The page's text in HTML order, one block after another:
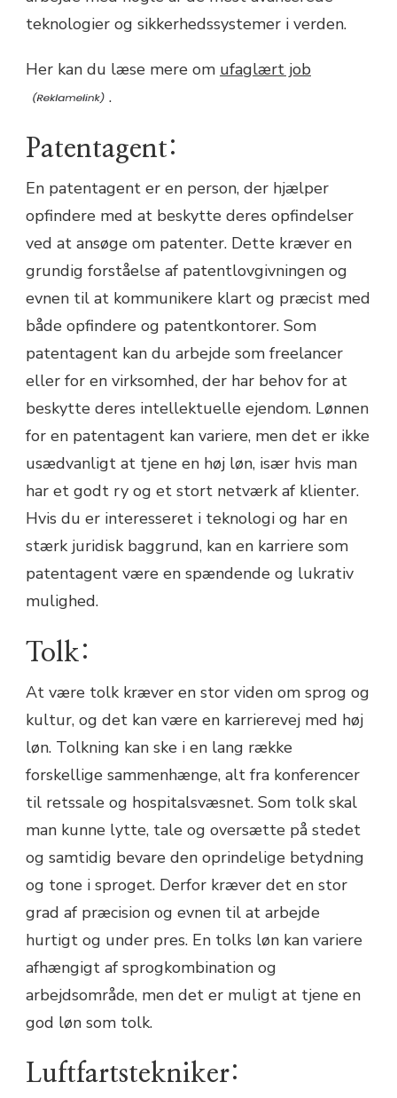
teknologier og sikkerhedssystemer i verden.
Her kan du læse mere om ufaglært job
.
Patentagent:
En patentagent er en person, der hjælper
opfindere med at beskytte deres opfindelser
ved at ansøge om patenter. Dette kræver en
grundig forståelse af patentlovgivningen og
evnen til at kommunikere klart og præcist med
både opfindere og patentkontorer. Som
patentagent kan du arbejde som freelancer
eller for en virksomhed, der har behov for at
beskytte deres intellektuelle ejendom. Lønnen
for en patentagent kan variere, men det er ikke
usædvanligt at tjene en høj løn, især hvis man
har et godt ry og et stort netværk af klienter.
Hvis du er interesseret i teknologi og har en
stærk juridisk baggrund, kan en karriere som
patentagent være en spændende og lukrativ
mulighed.
Tolk:
At være tolk kræver en stor viden om sprog og
kultur, og det kan være en karrierevej med høj
løn. Tolkning kan ske i en lang række
forskellige sammenhænge, alt fra konferencer
til retssale og hospitalsvæsnet. Som tolk skal
man kunne lytte, tale og oversætte på stedet
og samtidig bevare den oprindelige betydning
og tone i sproget. Derfor kræver det en stor
grad af præcision og evnen til at arbejde
hurtigt og under pres. En tolks løn kan variere
afhængigt af sprogkombination og
arbejdsområde, men det er muligt at tjene en
god løn som tolk.
Luftfartstekniker: